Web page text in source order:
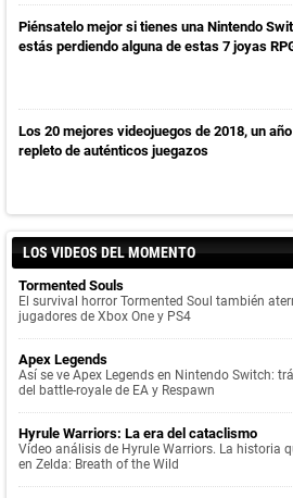
Piénsatelo mejor si tienes una Nintendo
estás perdiendo alguna de estas 7 joyas
Los 20 mejores videojuegos de 2018, un año
repleto de auténticos juegazos
LOS VIDEOS DEL MOMENTO
Tormented Souls
El survival horror Tormented Soul también
jugadores de Xbox One y PS4
Apex Legends
Así se ve Apex Legends en Nintendo Switch:
del battle-royale de EA y Respawn
Hyrule Warriors: La era del cataclismo
Vídeo análisis de Hyrule Warriors. La historia
en Zelda: Breath of the Wild